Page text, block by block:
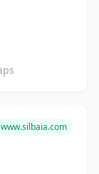
www.silbaia.com